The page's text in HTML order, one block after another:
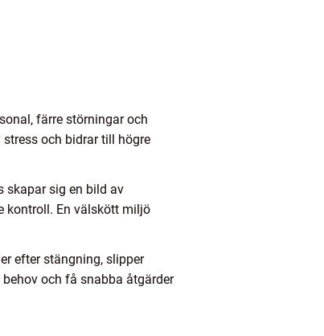
färre störningar och
och bidrar till högre
skapar sig en bild av
kontroll. En välskött miljö
efter stängning, slipper
och få snabba åtgärder